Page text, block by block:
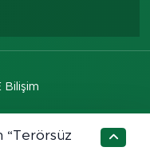
Bilişim
“Terörsüz